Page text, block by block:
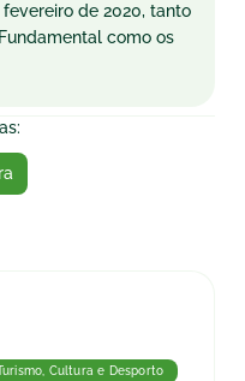
de 2020, tanto
como os
Cultura e Desporto